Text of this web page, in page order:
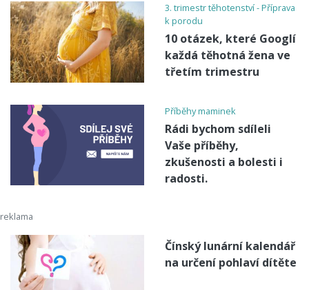
3. trimestr těhotenství - Příprava
k porodu
10 otázek, které Googlí
každá těhotná žena ve
třetím trimestru
Příběhy maminek
Rádi bychom sdíleli
Vaše příběhy,
zkušenosti a bolesti i
radosti.
Čínský lunární kalendář
na určení pohlaví dítěte